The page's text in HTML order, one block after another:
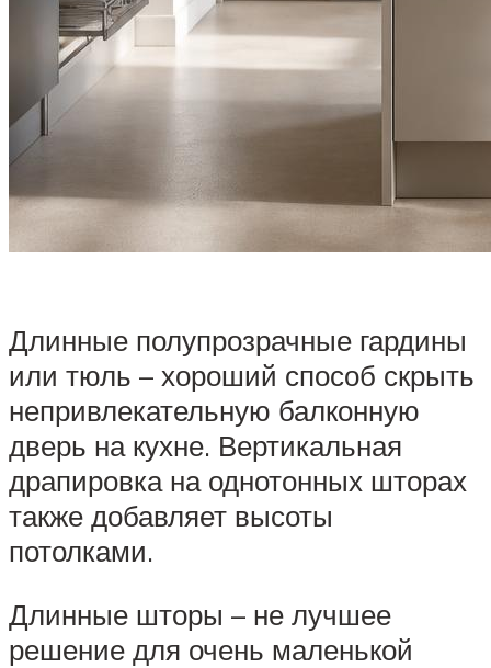
Длинные полупрозрачные гардины
или тюль – хороший способ скрыть
непривлекательную балконную
дверь на кухне. Вертикальная
драпировка на однотонных шторах
также добавляет высоты
потолками.
Длинные шторы – не лучшее
решение для очень маленькой